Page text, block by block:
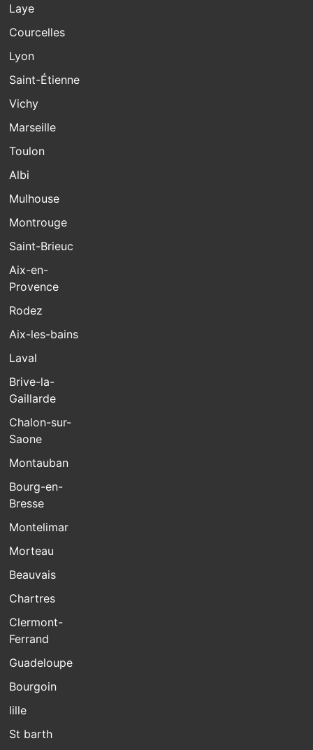
Laye
Courcelles
Lyon
Saint-Étienne
Vichy
Marseille
Toulon
Albi
Mulhouse
Montrouge
Saint-Brieuc
Aix-en-
Provence
Rodez
Aix-les-bains
Laval
Brive-la-
Gaillarde
Chalon-sur-
Saone
Montauban
Bourg-en-
Bresse
Montelimar
Morteau
Beauvais
Chartres
Clermont-
Ferrand
Guadeloupe
Bourgoin
lille
St barth